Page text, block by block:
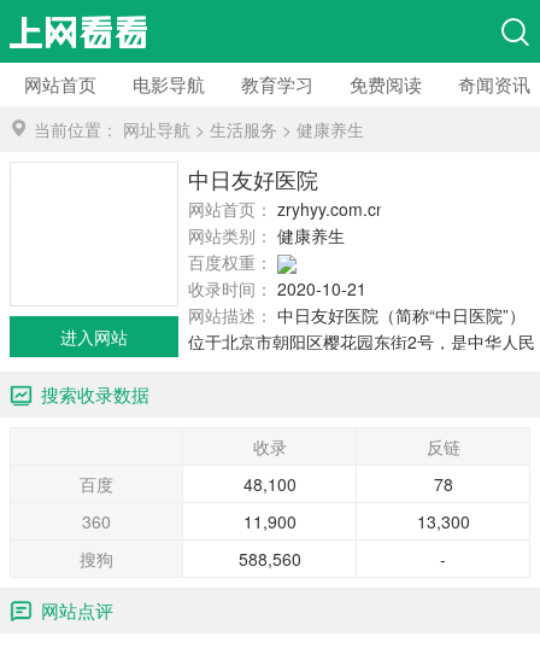
网站首页 电影导航 教育学习 免费阅读 奇闻资讯
当前位置： 网址导航 > 生活服务 > 健康养生
中日友好医院
网站首页： zryhyy.com.cn
网站类别： 健康养生
百度权重：
收录时间： 2020-10-21
网站描述： 中日友好医院（简称“中日医院”）
位于北京市朝阳区樱花园东街2号，是中华人民
进入网站
搜索收录数据
收录
反链
百度
48,100
78
360
11,900
13,300
搜狗
588,560 -
网站点评